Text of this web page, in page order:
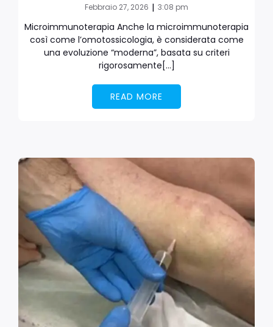
Febbraio 27, 2026 | 3:08 pm
Microimmunoterapia Anche la microimmunoterapia
così come l’omotossicologia, è considerata come
una evoluzione “moderna”, basata su criteri
rigorosamente[…]
READ MORE